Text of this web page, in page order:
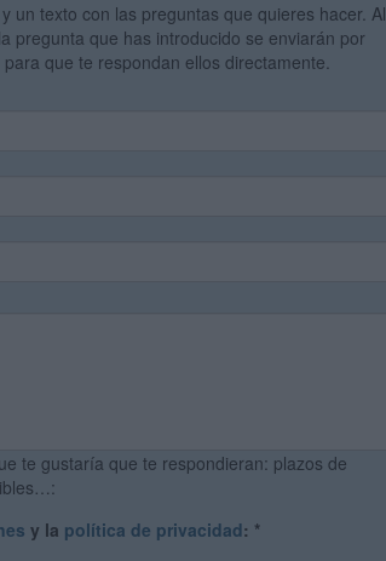
un texto con las preguntas que quieres hacer. Al
pregunta que has introducido se enviarán por
que te respondan ellos directamente.
te gustaría que te respondieran: plazos de
y la política de privacidad: *